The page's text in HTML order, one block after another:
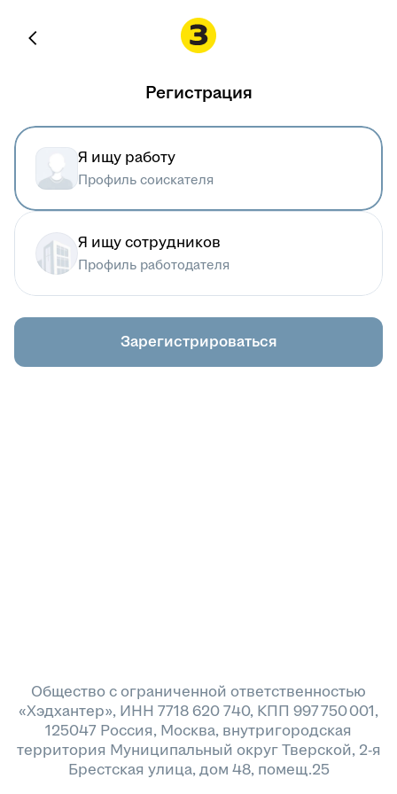
Регистрация
Я ищу работу
Профиль соискателя
Я ищу сотрудников
Профиль работодателя
Зарегистрироваться
Общество с ограниченной ответственностью
«Хэдхантер», ИНН 7718 620 740, КПП 997 750 001,
125047 Россия, Москва, внутригородская
территория Муниципальный округ Тверской, 2-я
Брестская улица, дом 48, помещ.25